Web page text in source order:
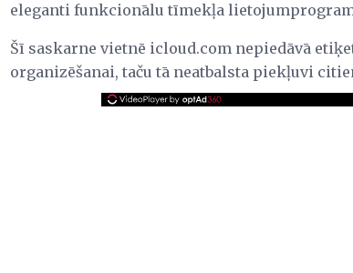
eleganti funkcionālu tīmekļa
Šī saskarne vietnē icloud.com nepiedāvā
organizēšanai, taču tā neatbalsta piekļuvi